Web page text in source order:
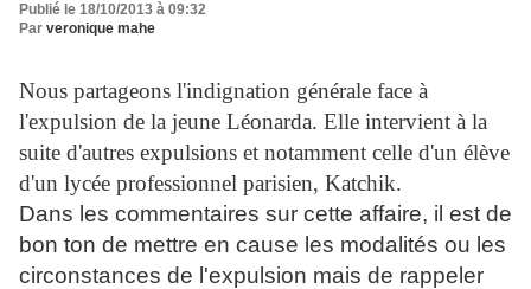
Publié le 18/10/2013 à 09:32
Par veronique mahe
Nous partageons l'indignation générale face à
l'expulsion de la jeune Léonarda. Elle intervient à la
suite d'autres expulsions et notamment celle d'un élève
d'un lycée professionnel parisien, Katchik.
Dans les commentaires sur cette affaire, il est de
bon ton de mettre en cause les modalités ou les
circonstances de l'expulsion mais de rappeler